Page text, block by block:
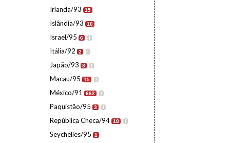
Irlanda/93 15
Islândia/93 10
Israel/95 6 I
Itália/92 2 I
Japão/93 8 I
Macau/95 15 I
México/91 662 I
Paquistão/95 3 I
República Checa/94 18 I
Seychelles/95 1